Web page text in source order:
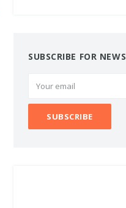
SUBSCRIBE FOR NEWS